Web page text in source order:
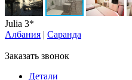
Julia 3*
Албания | Саранда
Заказать звонок
Детали